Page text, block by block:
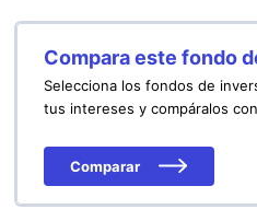
Compara este fondo
Selecciona los fondos de
tus intereses y compáralos
Comparar